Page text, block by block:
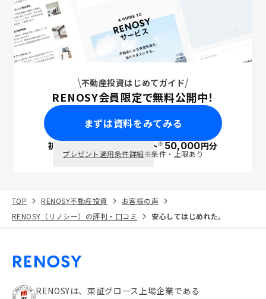
不動産投資はじめてガイド
RENOSY会員限定で無料公開中！
まずは資料をみてみる
初回面談で ポイント※50,000円分
プレゼント適用条件詳細※条件・上限あり
TOP RENOSY不動産投資
お客様の声
RENOSY（リノシー）の評判・口コミ
安心してはじめれた。
RENOSYは、東証グロース上場企業である